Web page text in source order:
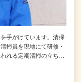
手がけています。清掃
掃員を現地にて研修・
れる定期清掃の立ち…